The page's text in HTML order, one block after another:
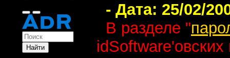
- Дата: 25/02/
В разделе "